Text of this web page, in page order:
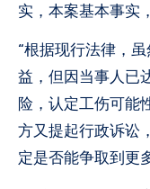
实，本案基本事实
“根据现行法律，
益，但因当事人已
险，认定工伤可能
方又提起行政诉讼
定是否能争取到更